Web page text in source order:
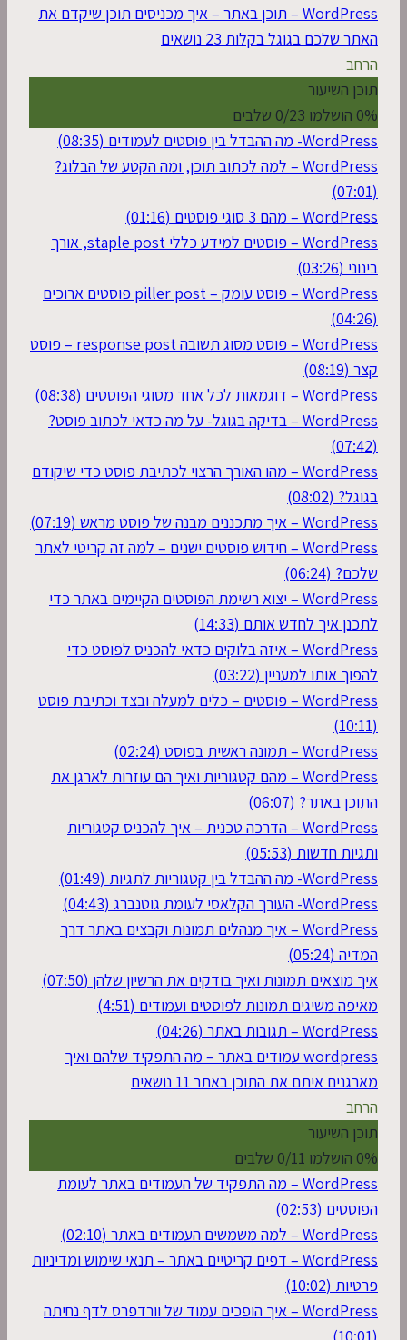
WordPress – תוכן באתר – איך מכניסים תוכן שיקדם את
האתר שלכם בגוגל בקלות 23 נושאים
הרחב
תוכן השיעור
0% הושלמו
0/23 שלבים
WordPress- מה ההבדל בין פוסטים לעמודים (08:35)
WordPress – למה לכתוב תוכן, ומה הקטע של הבלוג?
(07:01)
WordPress – מהם 3 סוגי פוסטים (01:16)
WordPress – פוסטים למידע כללי staple post, אורך
בינוני (03:26)
WordPress – פוסט עומק – piller post פוסטים ארוכים
(04:26)
WordPress – פוסט מסוג תשובה response post – פוסט
קצר (08:19)
WordPress – דוגמאות לכל אחד מסוגי הפוסטים (08:38)
WordPress – בדיקה בגוגל- על מה כדאי לכתוב פוסט?
(07:42)
WordPress – מהו האורך הרצוי לכתיבת פוסט כדי שיקודם
בגוגל? (08:02)
WordPress – איך מתכננים מבנה של פוסט מראש (07:19)
WordPress – חידוש פוסטים ישנים – למה זה קריטי לאתר
שלכם? (06:24)
WordPress – יצוא רשימת הפוסטים הקיימים באתר כדי
לתכנן איך לחדש אותם (14:33)
WordPress – איזה בלוקים כדאי להכניס לפוסט כדי
להפוך אותו למעניין (03:22)
WordPress – פוסטים – כלים למעלה ובצד וכתיבת פוסט
(10:11)
WordPress – תמונה ראשית בפוסט (02:24)
WordPress – מהם קטגוריות ואיך הם עוזרות לארגן את
התוכן באתר? (06:07)
WordPress – הדרכה טכנית – איך להכניס קטגוריות
ותגיות חדשות (05:53)
WordPress- מה ההבדל בין קטגוריות לתגיות (01:49)
WordPress- העורך הקלאסי לעומת גוטנברג (04:43)
WordPress – איך מנהלים תמונות וקבצים באתר דרך
המדיה (05:24)
איך מוצאים תמונות ואיך בודקים את הרשיון שלהן (07:50)
מאיפה משיגים תמונות לפוסטים ועמודים (4:51)
WordPress – תגובות באתר (04:26)
wordpress עמודים באתר – מה התפקיד שלהם ואיך
מארגנים איתם את התוכן באתר 11 נושאים
הרחב
תוכן השיעור
0% הושלמו
0/11 שלבים
WordPress – מה התפקיד של העמודים באתר לעומת
הפוסטים (02:53)
WordPress – למה משמשים העמודים באתר (02:10)
WordPress – דפים קריטיים באתר – תנאי שימוש ומדיניות
פרטיות (10:02)
WordPress – איך הופכים עמוד של וורדפרס לדף נחיתה